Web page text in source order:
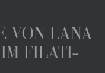
VON LANA
FILATI-